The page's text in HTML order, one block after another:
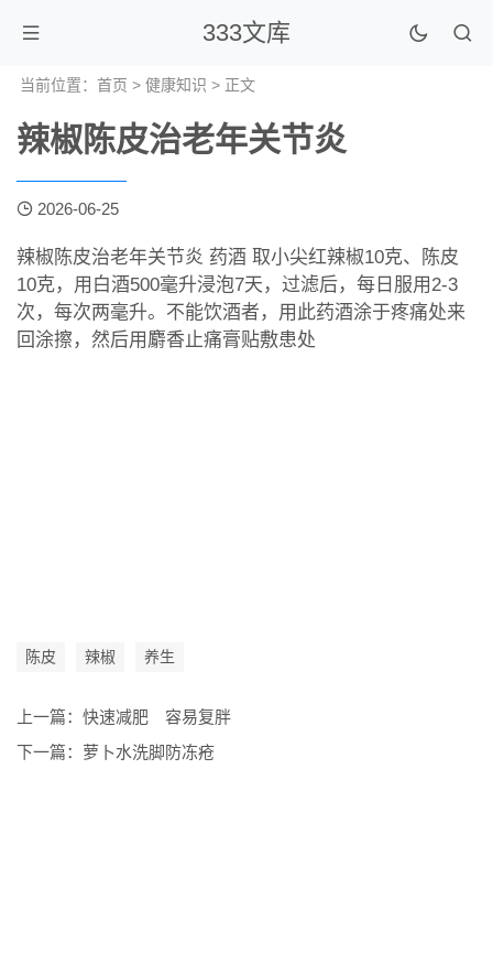
333文库
当前位置： 首页 > 健康知识 > 正文
辣椒陈皮治老年关节炎
2026-06-25
辣椒陈皮治老年关节炎 药酒 取小尖红辣椒10克、陈皮
10克，用白酒500毫升浸泡7天，过滤后，每日服用2-3
次，每次两毫升。不能饮酒者，用此药酒涂于疼痛处来
回涂擦，然后用麝香止痛膏贴敷患处
陈皮 辣椒 养生
上一篇： 快速减肥 容易复胖
下一篇： 萝卜水洗脚防冻疮